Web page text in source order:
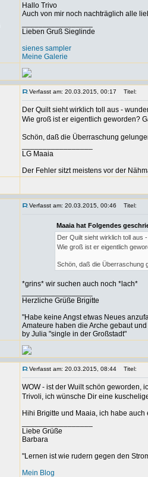
Hallo Trivo
Auch von mir noch nachträglich alle
Lieben Gruß Sieglinde
sienes sampler
Meine Galerie
Verfasst am: 20.03.2015, 00:17 Titel:
Der Quilt sieht wirklich toll aus -
Wie groß ist er eigentlich geworden?
Schön, daß die Überraschung
LG Maaia
Der Fehler sitzt meistens vor der
Verfasst am: 20.03.2015, 00:46 Titel:
Maaia hat Folgendes
Der Quilt sieht wirklich toll aus
Wie groß ist er eigentlich
Schön, daß die Überraschung
*grins* wir suchen auch noch *lach*
Herzliche Grüße Brigitte
"Habe keine Angst etwas Neues
Amateure haben die Arche gebaut
by Julia "single in der Großstadt"
Verfasst am: 20.03.2015, 08:44 Titel:
WOW - ist der Wuilt schön geworden,
Trivoli, ich wünsche Dir eine
Hihi Brigitte und Maaia, ich habe
Liebe Grüße
Barbara
"Lernen ist wie rudern gegen den
Mein Blog